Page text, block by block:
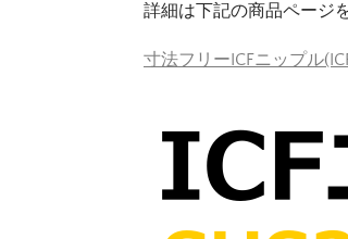
詳細は下記の商品ページ
寸法フリーICFニップル